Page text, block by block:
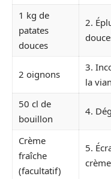
1 kg de
patates
douces
2.
2 oignons
3.
la
50 cl de
bouillon
4.
Crème
fraîche
(facultatif)
5.